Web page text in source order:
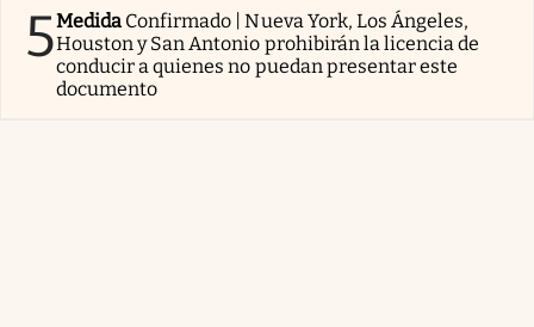
5Medida Confirmado | Nueva York, Los Ángeles,
Houston y San Antonio prohibirán la licencia de
conducir a quienes no puedan presentar este
documento